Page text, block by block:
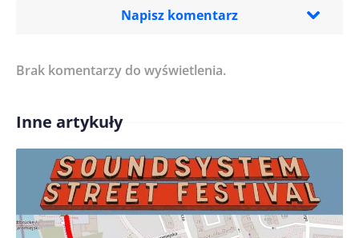
Napisz komentarz
Treść komentarza*
Imię/ Nick*
Brak komentarzy do wyświetlenia.
Inne artykuły